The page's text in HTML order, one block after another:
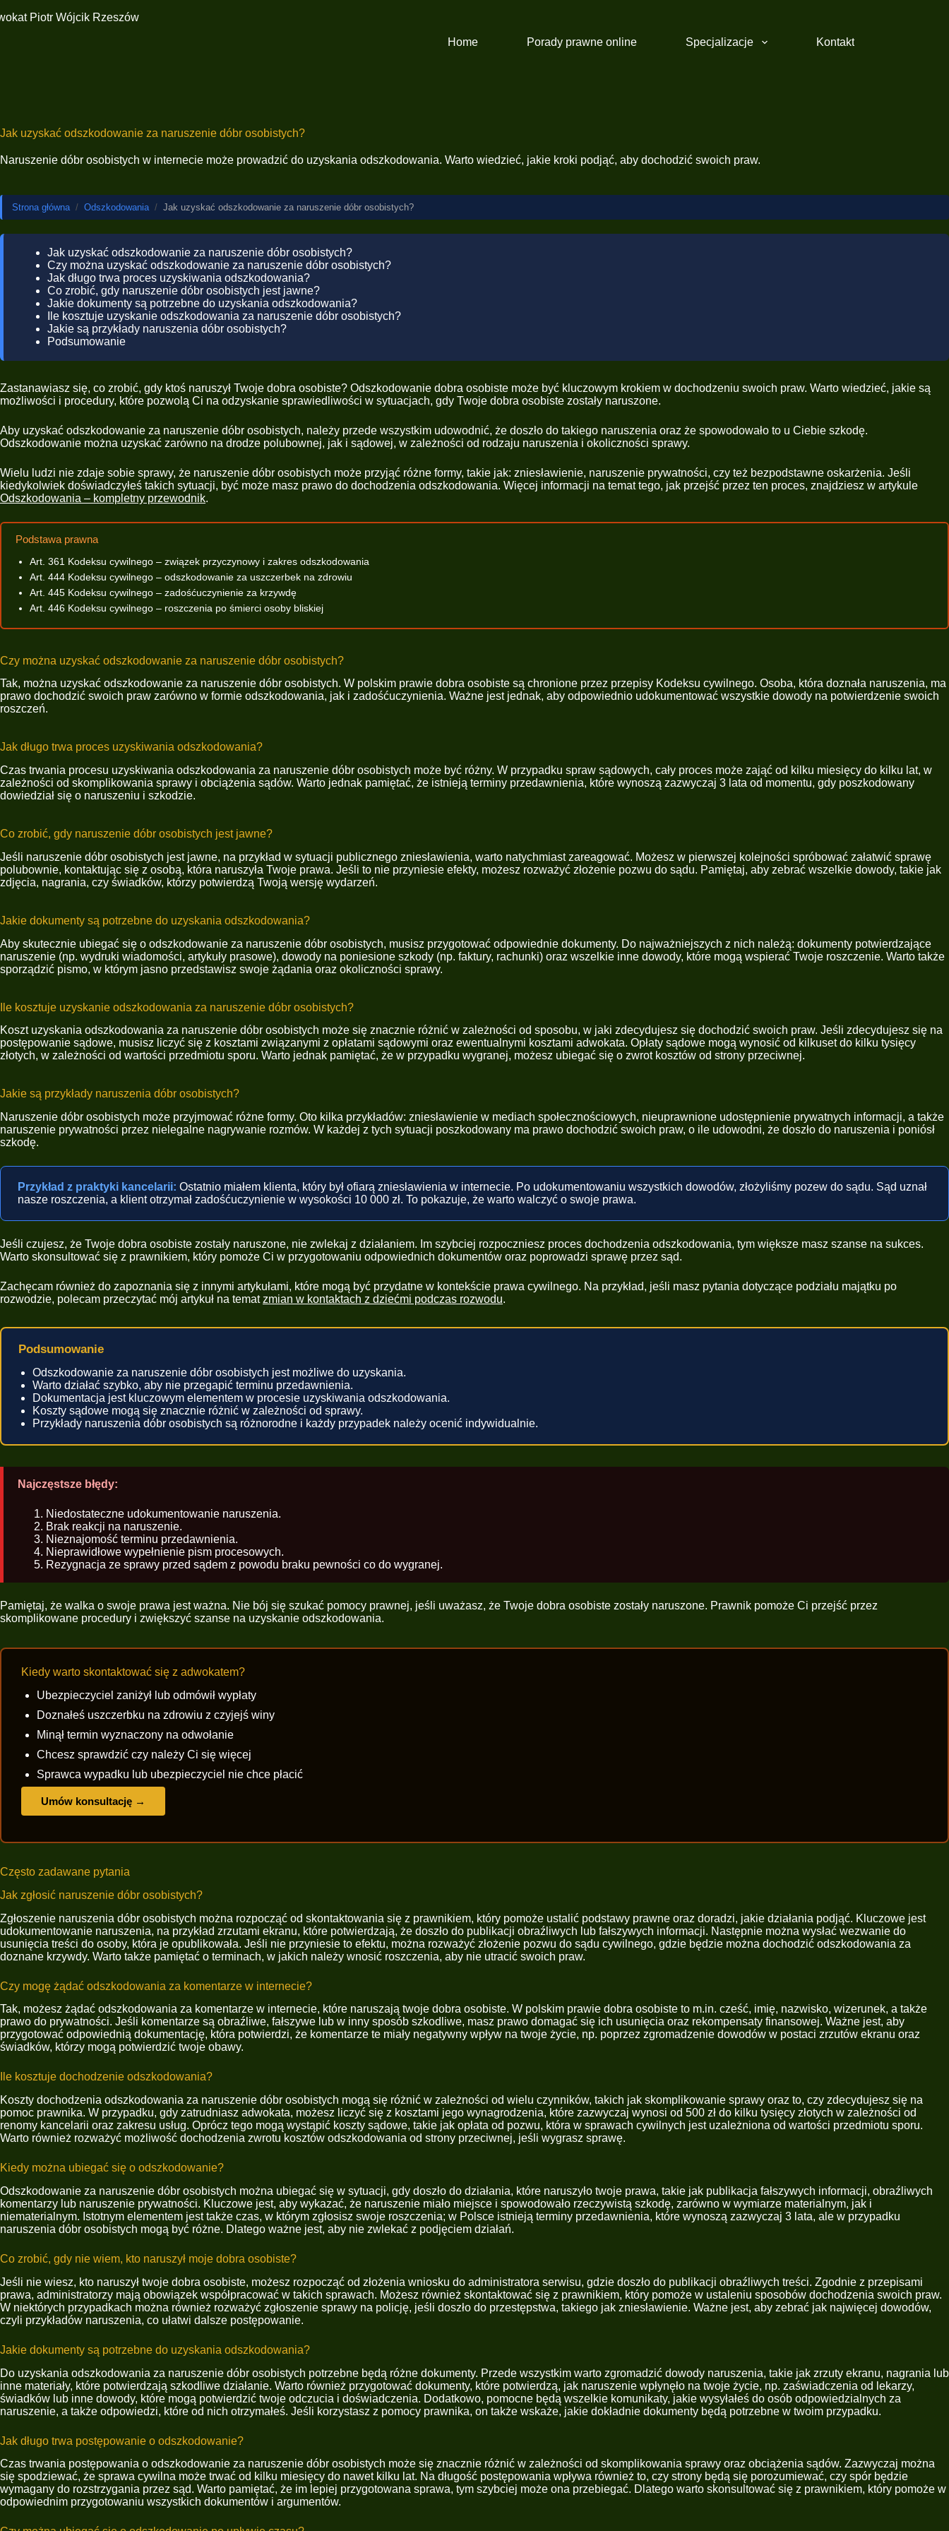
Home Porady prawne online Specjalizacje Kontakt
Jak uzyskać odszkodowanie za naruszenie dóbr osobistych?
Naruszenie dóbr osobistych w internecie może prowadzić do uzyskania odszkodowania. Warto wiedzieć, jakie kroki podjąć, aby dochodzić swoich praw.
Strona główna / Odszkodowania / Jak uzyskać odszkodowanie za naruszenie dóbr osobistych?
Jak uzyskać odszkodowanie za naruszenie dóbr osobistych?
Czy można uzyskać odszkodowanie za naruszenie dóbr osobistych?
Jak długo trwa proces uzyskiwania odszkodowania?
Co zrobić, gdy naruszenie dóbr osobistych jest jawne?
Jakie dokumenty są potrzebne do uzyskania odszkodowania?
Ile kosztuje uzyskanie odszkodowania za naruszenie dóbr osobistych?
Jakie są przykłady naruszenia dóbr osobistych?
Podsumowanie
Zastanawiasz się, co zrobić, gdy ktoś naruszył Twoje dobra osobiste? Odszkodowanie dobra osobiste może być kluczowym krokiem w dochodzeniu swoich praw. Warto wiedzieć, jakie są
możliwości i procedury, które pozwolą Ci na odzyskanie sprawiedliwości w sytuacjach, gdy Twoje dobra osobiste zostały naruszone.
Aby uzyskać odszkodowanie za naruszenie dóbr osobistych, należy przede wszystkim udowodnić, że doszło do takiego naruszenia oraz że spowodowało to u Ciebie szkodę.
Odszkodowanie można uzyskać zarówno na drodze polubownej, jak i sądowej, w zależności od rodzaju naruszenia i okoliczności sprawy.
Wielu ludzi nie zdaje sobie sprawy, że naruszenie dóbr osobistych może przyjąć różne formy, takie jak: zniesławienie, naruszenie prywatności, czy też bezpodstawne oskarżenia. Jeśli
kiedykolwiek doświadczyłeś takich sytuacji, być może masz prawo do dochodzenia odszkodowania. Więcej informacji na temat tego, jak przejść przez ten proces, znajdziesz w artykule
Odszkodowania – kompletny przewodnik.
Podstawa prawna
Art. 361 Kodeksu cywilnego – związek przyczynowy i zakres odszkodowania
Art. 444 Kodeksu cywilnego – odszkodowanie za uszczerbek na zdrowiu
Art. 445 Kodeksu cywilnego – zadośćuczynienie za krzywdę
Art. 446 Kodeksu cywilnego – roszczenia po śmierci osoby bliskiej
Czy można uzyskać odszkodowanie za naruszenie dóbr osobistych?
Tak, można uzyskać odszkodowanie za naruszenie dóbr osobistych. W polskim prawie dobra osobiste są chronione przez przepisy Kodeksu cywilnego. Osoba, która doznała naruszenia, ma
prawo dochodzić swoich praw zarówno w formie odszkodowania, jak i zadośćuczynienia. Ważne jest jednak, aby odpowiednio udokumentować wszystkie dowody na potwierdzenie swoich
roszczeń.
Jak długo trwa proces uzyskiwania odszkodowania?
Czas trwania procesu uzyskiwania odszkodowania za naruszenie dóbr osobistych może być różny. W przypadku spraw sądowych, cały proces może zająć od kilku miesięcy do kilku lat, w
zależności od skomplikowania sprawy i obciążenia sądów. Warto jednak pamiętać, że istnieją terminy przedawnienia, które wynoszą zazwyczaj 3 lata od momentu, gdy poszkodowany
dowiedział się o naruszeniu i szkodzie.
Co zrobić, gdy naruszenie dóbr osobistych jest jawne?
Jeśli naruszenie dóbr osobistych jest jawne, na przykład w sytuacji publicznego zniesławienia, warto natychmiast zareagować. Możesz w pierwszej kolejności spróbować załatwić sprawę
polubownie, kontaktując się z osobą, która naruszyła Twoje prawa. Jeśli to nie przyniesie efekty, możesz rozważyć złożenie pozwu do sądu. Pamiętaj, aby zebrać wszelkie dowody, takie jak
zdjęcia, nagrania, czy świadków, którzy potwierdzą Twoją wersję wydarzeń.
Jakie dokumenty są potrzebne do uzyskania odszkodowania?
Aby skutecznie ubiegać się o odszkodowanie za naruszenie dóbr osobistych, musisz przygotować odpowiednie dokumenty. Do najważniejszych z nich należą: dokumenty potwierdzające
naruszenie (np. wydruki wiadomości, artykuły prasowe), dowody na poniesione szkody (np. faktury, rachunki) oraz wszelkie inne dowody, które mogą wspierać Twoje roszczenie. Warto także
sporządzić pismo, w którym jasno przedstawisz swoje żądania oraz okoliczności sprawy.
Ile kosztuje uzyskanie odszkodowania za naruszenie dóbr osobistych?
Koszt uzyskania odszkodowania za naruszenie dóbr osobistych może się znacznie różnić w zależności od sposobu, w jaki zdecydujesz się dochodzić swoich praw. Jeśli zdecydujesz się na
postępowanie sądowe, musisz liczyć się z kosztami związanymi z opłatami sądowymi oraz ewentualnymi kosztami adwokata. Opłaty sądowe mogą wynosić od kilkuset do kilku tysięcy
złotych, w zależności od wartości przedmiotu sporu. Warto jednak pamiętać, że w przypadku wygranej, możesz ubiegać się o zwrot kosztów od strony przeciwnej.
Jakie są przykłady naruszenia dóbr osobistych?
Naruszenie dóbr osobistych może przyjmować różne formy. Oto kilka przykładów: zniesławienie w mediach społecznościowych, nieuprawnione udostępnienie prywatnych informacji, a także
naruszenie prywatności przez nielegalne nagrywanie rozmów. W każdej z tych sytuacji poszkodowany ma prawo dochodzić swoich praw, o ile udowodni, że doszło do naruszenia i poniósł
szkodę.
Przykład z praktyki kancelarii: Ostatnio miałem klienta, który był ofiarą zniesławienia w internecie. Po udokumentowaniu wszystkich dowodów, złożyliśmy pozew do sądu. Sąd uznał
nasze roszczenia, a klient otrzymał zadośćuczynienie w wysokości 10 000 zł. To pokazuje, że warto walczyć o swoje prawa.
Jeśli czujesz, że Twoje dobra osobiste zostały naruszone, nie zwlekaj z działaniem. Im szybciej rozpoczniesz proces dochodzenia odszkodowania, tym większe masz szanse na sukces.
Warto skonsultować się z prawnikiem, który pomoże Ci w przygotowaniu odpowiednich dokumentów oraz poprowadzi sprawę przez sąd.
Zachęcam również do zapoznania się z innymi artykułami, które mogą być przydatne w kontekście prawa cywilnego. Na przykład, jeśli masz pytania dotyczące podziału majątku po
rozwodzie, polecam przeczytać mój artykuł na tematzmian w kontaktach z dziećmi podczas rozwodu.
Podsumowanie
Odszkodowanie za naruszenie dóbr osobistych jest możliwe do uzyskania.
Warto działać szybko, aby nie przegapić terminu przedawnienia.
Dokumentacja jest kluczowym elementem w procesie uzyskiwania odszkodowania.
Koszty sądowe mogą się znacznie różnić w zależności od sprawy.
Przykłady naruszenia dóbr osobistych są różnorodne i każdy przypadek należy ocenić indywidualnie.
Najczęstsze błędy:
Niedostateczne udokumentowanie naruszenia.
Brak reakcji na naruszenie.
Nieznajomość terminu przedawnienia.
Nieprawidłowe wypełnienie pism procesowych.
Rezygnacja ze sprawy przed sądem z powodu braku pewności co do wygranej.
Pamiętaj, że walka o swoje prawa jest ważna. Nie bój się szukać pomocy prawnej, jeśli uważasz, że Twoje dobra osobiste zostały naruszone. Prawnik pomoże Ci przejść przez
skomplikowane procedury i zwiększyć szanse na uzyskanie odszkodowania.
Kiedy warto skontaktować się z adwokatem?
Ubezpieczyciel zaniżył lub odmówił wypłaty
Doznałeś uszczerbku na zdrowiu z czyjejś winy
Minął termin wyznaczony na odwołanie
Chcesz sprawdzić czy należy Ci się więcej
Sprawca wypadku lub ubezpieczyciel nie chce płacić
Umów konsultację →
Często zadawane pytania
Jak zgłosić naruszenie dóbr osobistych?
Zgłoszenie naruszenia dóbr osobistych można rozpocząć od skontaktowania się z prawnikiem, który pomoże ustalić podstawy prawne oraz doradzi, jakie działania podjąć. Kluczowe jest
udokumentowanie naruszenia, na przykład zrzutami ekranu, które potwierdzają, że doszło do publikacji obraźliwych lub fałszywych informacji. Następnie można wysłać wezwanie do
usunięcia treści do osoby, która je opublikowała. Jeśli nie przyniesie to efektu, można rozważyć złożenie pozwu do sądu cywilnego, gdzie będzie można dochodzić odszkodowania za
doznane krzywdy. Warto także pamiętać o terminach, w jakich należy wnosić roszczenia, aby nie utracić swoich praw.
Czy mogę żądać odszkodowania za komentarze w internecie?
Tak, możesz żądać odszkodowania za komentarze w internecie, które naruszają twoje dobra osobiste. W polskim prawie dobra osobiste to m.in. cześć, imię, nazwisko, wizerunek, a także
prawo do prywatności. Jeśli komentarze są obraźliwe, fałszywe lub w inny sposób szkodliwe, masz prawo domagać się ich usunięcia oraz rekompensaty finansowej. Ważne jest, aby
przygotować odpowiednią dokumentację, która potwierdzi, że komentarze te miały negatywny wpływ na twoje życie, np. poprzez zgromadzenie dowodów w postaci zrzutów ekranu oraz
świadków, którzy mogą potwierdzić twoje obawy.
Ile kosztuje dochodzenie odszkodowania?
Koszty dochodzenia odszkodowania za naruszenie dóbr osobistych mogą się różnić w zależności od wielu czynników, takich jak skomplikowanie sprawy oraz to, czy zdecydujesz się na
pomoc prawnika. W przypadku, gdy zatrudniasz adwokata, możesz liczyć się z kosztami jego wynagrodzenia, które zazwyczaj wynosi od 500 zł do kilku tysięcy złotych w zależności od
renomy kancelarii oraz zakresu usług. Oprócz tego mogą wystąpić koszty sądowe, takie jak opłata od pozwu, która w sprawach cywilnych jest uzależniona od wartości przedmiotu sporu.
Warto również rozważyć możliwość dochodzenia zwrotu kosztów odszkodowania od strony przeciwnej, jeśli wygrasz sprawę.
Kiedy można ubiegać się o odszkodowanie?
Odszkodowanie za naruszenie dóbr osobistych można ubiegać się w sytuacji, gdy doszło do działania, które naruszyło twoje prawa, takie jak publikacja fałszywych informacji, obraźliwych
komentarzy lub naruszenie prywatności. Kluczowe jest, aby wykazać, że naruszenie miało miejsce i spowodowało rzeczywistą szkodę, zarówno w wymiarze materialnym, jak i
niematerialnym. Istotnym elementem jest także czas, w którym zgłosisz swoje roszczenia; w Polsce istnieją terminy przedawnienia, które wynoszą zazwyczaj 3 lata, ale w przypadku
naruszenia dóbr osobistych mogą być różne. Dlatego ważne jest, aby nie zwlekać z podjęciem działań.
Co zrobić, gdy nie wiem, kto naruszył moje dobra osobiste?
Jeśli nie wiesz, kto naruszył twoje dobra osobiste, możesz rozpocząć od złożenia wniosku do administratora serwisu, gdzie doszło do publikacji obraźliwych treści. Zgodnie z przepisami
prawa, administratorzy mają obowiązek współpracować w takich sprawach. Możesz również skontaktować się z prawnikiem, który pomoże w ustaleniu sposobów dochodzenia swoich praw.
W niektórych przypadkach można również rozważyć zgłoszenie sprawy na policję, jeśli doszło do przestępstwa, takiego jak zniesławienie. Ważne jest, aby zebrać jak najwięcej dowodów,
czyli przykładów naruszenia, co ułatwi dalsze postępowanie.
Jakie dokumenty są potrzebne do uzyskania odszkodowania?
Do uzyskania odszkodowania za naruszenie dóbr osobistych potrzebne będą różne dokumenty. Przede wszystkim warto zgromadzić dowody naruszenia, takie jak zrzuty ekranu, nagrania lub
inne materiały, które potwierdzają szkodliwe działanie. Warto również przygotować dokumenty, które potwierdzą, jak naruszenie wpłynęło na twoje życie, np. zaświadczenia od lekarzy,
świadków lub inne dowody, które mogą potwierdzić twoje odczucia i doświadczenia. Dodatkowo, pomocne będą wszelkie komunikaty, jakie wysyłałeś do osób odpowiedzialnych za
naruszenie, a także odpowiedzi, które od nich otrzymałeś. Jeśli korzystasz z pomocy prawnika, on także wskaże, jakie dokładnie dokumenty będą potrzebne w twoim przypadku.
Jak długo trwa postępowanie o odszkodowanie?
Czas trwania postępowania o odszkodowanie za naruszenie dóbr osobistych może się znacznie różnić w zależności od skomplikowania sprawy oraz obciążenia sądów. Zazwyczaj można
się spodziewać, że sprawa cywilna może trwać od kilku miesięcy do nawet kilku lat. Na długość postępowania wpływa również to, czy strony będą się porozumiewać, czy spór będzie
wymagany do rozstrzygania przez sąd. Warto pamiętać, że im lepiej przygotowana sprawa, tym szybciej może ona przebiegać. Dlatego warto skonsultować się z prawnikiem, który pomoże w
odpowiednim przygotowaniu wszystkich dokumentów i argumentów.